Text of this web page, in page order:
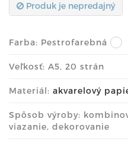
Produk je nepredajný
Farba: Pestrofarebná
Veľkosť: A5, 20 strán
Materiál: akvarelový
Spôsob výroby:
viazanie, dekorovanie